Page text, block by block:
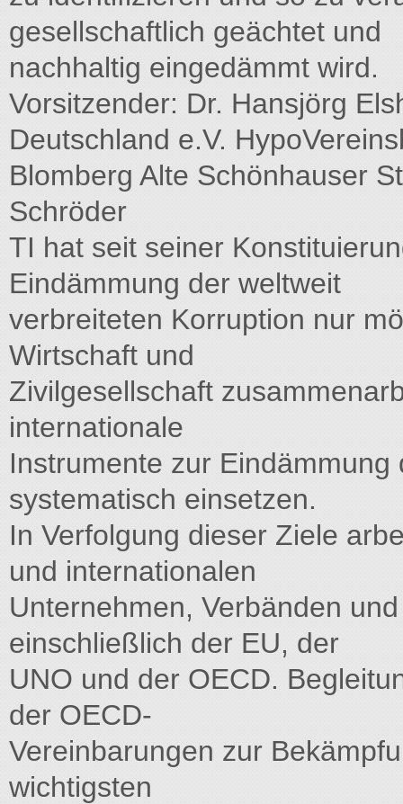
gesellschaftlich geächtet und
nachhaltig eingedämmt wird.
Vorsitzender: Dr. Hansjörg
Deutschland e.V.
Blomberg Alte Schönhauser
Schröder
TI hat seit seiner
Eindämmung der weltweit
verbreiteten Korruption nur
Wirtschaft und
Zivilgesellschaft
internationale
Instrumente zur
systematisch einsetzen.
In Verfolgung dieser Ziele
und internationalen
Unternehmen, Verbänden
einschließlich der EU, der
UNO und der OECD.
der OECD-
Vereinbarungen zur
wichtigsten